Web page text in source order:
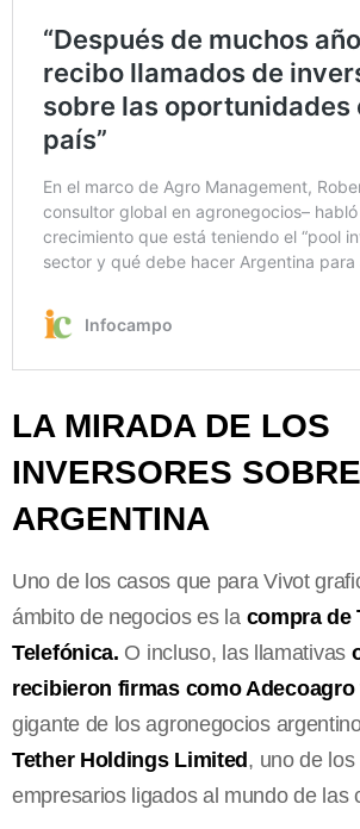
LA MIRADA DE LOS
INVERSORES SOBRE
ARGENTINA
Uno de los casos que para Vivot
ámbito de negocios es la compra de
Telefónica. O incluso, las llamativas
recibieron firmas como
gigante de los agronegocios
Tether Holdings Limited , uno de
empresarios ligados al mundo de las